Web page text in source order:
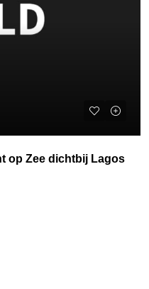
op Zee dichtbij Lagos